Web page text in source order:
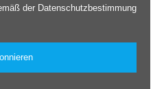
der Datenschutzbestimmung